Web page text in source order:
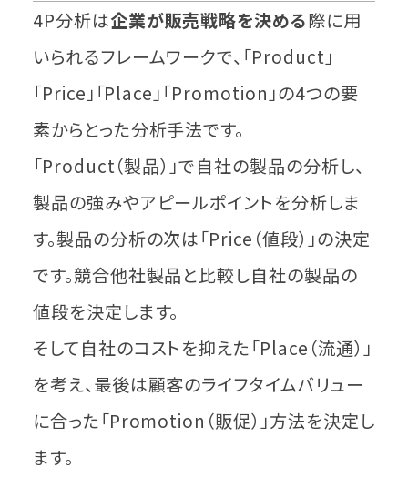
4P分析は企業が販売戦略を決める際に用
いられるフレームワークで、「Product」
「Price」「Place」「Promotion」の4つの要
素からとった分析手法です。
「Product（製品）」で自社の製品の分析し、
製品の強みやアピールポイントを分析しま
す。製品の分析の次は「Price（値段）」の決定
です。競合他社製品と比較し自社の製品の
値段を決定します。
そして自社のコストを抑えた「Place（流通）」
を考え、最後は顧客のライフタイムバリュー
に合った「Promotion（販促）」方法を決定し
ます。